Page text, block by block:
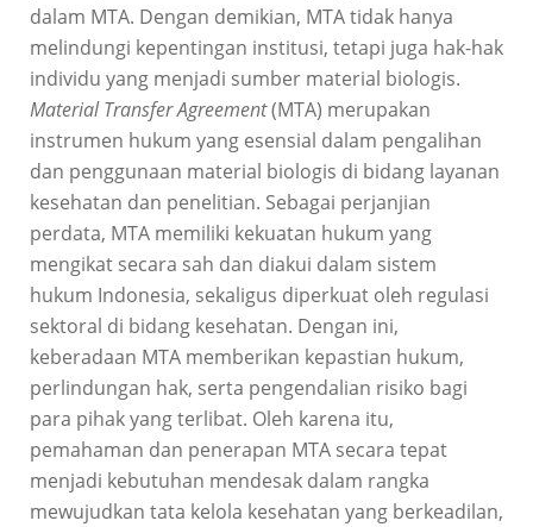
dalam MTA. Dengan demikian, MTA tidak hanya
melindungi kepentingan institusi, tetapi juga hak-hak
individu yang menjadi sumber material biologis.
Material Transfer Agreement(MTA) merupakan
instrumen hukum yang esensial dalam pengalihan
dan penggunaan material biologis di bidang layanan
kesehatan dan penelitian. Sebagai perjanjian
perdata, MTA memiliki kekuatan hukum yang
mengikat secara sah dan diakui dalam sistem
hukum Indonesia, sekaligus diperkuat oleh regulasi
sektoral di bidang kesehatan. Dengan ini,
keberadaan MTA memberikan kepastian hukum,
perlindungan hak, serta pengendalian risiko bagi
para pihak yang terlibat. Oleh karena itu,
pemahaman dan penerapan MTA secara tepat
menjadi kebutuhan mendesak dalam rangka
mewujudkan tata kelola kesehatan yang berkeadilan,